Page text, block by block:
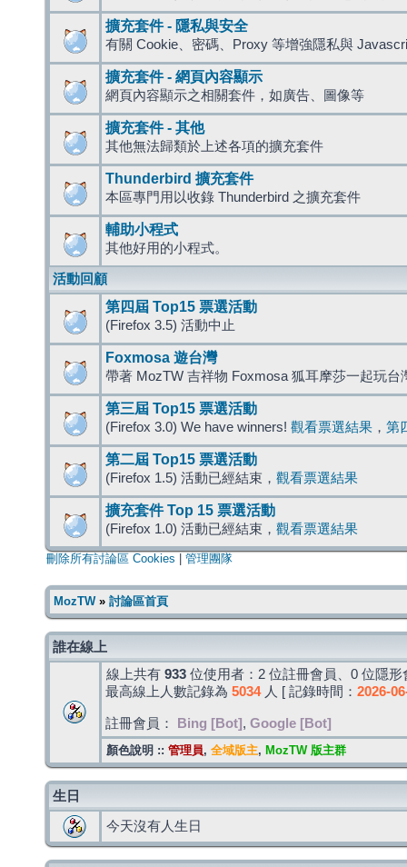
擴充套件 - 隱私與安全
有關 Cookie、密碼、Proxy 等增強隱私與
擴充套件 - 網頁內容顯示
網頁內容顯示之相關套件，如廣告、圖像等
擴充套件 - 其他
其他無法歸類於上述各項的擴充套件
Thunderbird 擴充套件
本區專門用以收錄 Thunderbird 之擴充套件
輔助小程式
其他好用的小程式。
活動回顧
第四屆 Top15 票選活動
(Firefox 3.5) 活動中止
Foxmosa 遊台灣
帶著 MozTW 吉祥物 Foxmosa 狐耳摩莎一起玩台
第三屆 Top15 票選活動
(Firefox 3.0) We have winners! 觀看票選結果 ， 第
第二屆 Top15 票選活動
(Firefox 1.5) 活動已經結束， 觀看票選結果
擴充套件 Top 15 票選活動
(Firefox 1.0) 活動已經結束， 觀看票選結果
刪除所有討論區 Cookies 管理團隊
MozTW» 討論區首頁
誰在線上
線上共有 933 位使用者：2 位註冊會員、0 位隱
最高線上人數記錄為 5034人 [ 記錄時間： 2026-
註冊會員： Bing [Bot] , Google [Bot]
顏色說明 :: 管理員, 全域版主, MozTW 版主群
生日
今天沒有人生日